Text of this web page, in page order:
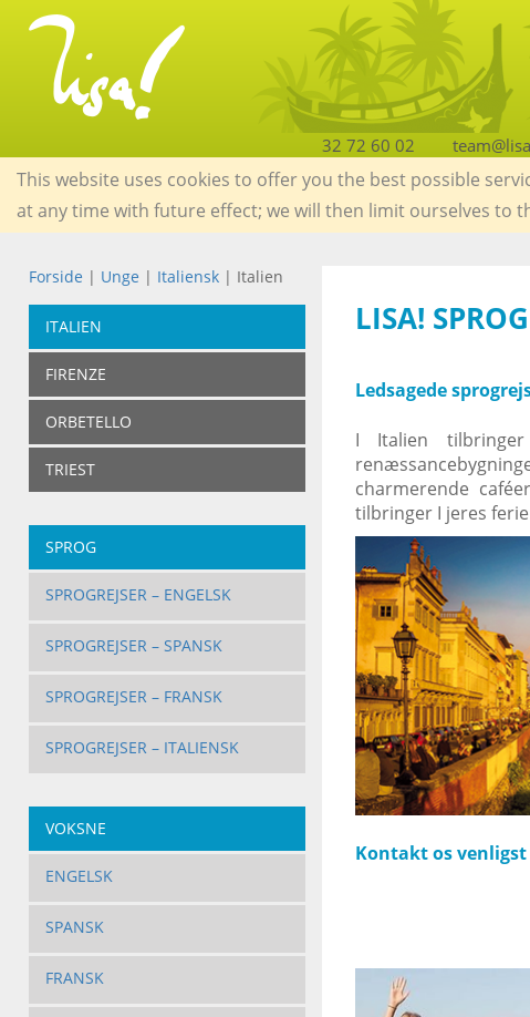
32 72 60 02
This website uses cookies to offer you the best possible
at any time with future effect; we will then limit ourselves to
Forside | Unge | Italiensk| Italien
ITALIEN
FIRENZE
ORBETELLO
TRIEST
SPROG
SPROGREJSER – ENGELSK
SPROGREJSER – SPANSK
SPROGREJSER – FRANSK
SPROGREJSER – ITALIENSK
VOKSNE
ENGELSK
SPANSK
FRANSK
LISA!
Ledsagede
I Italien
charmerende
tilbringer I jeres
Kontakt os